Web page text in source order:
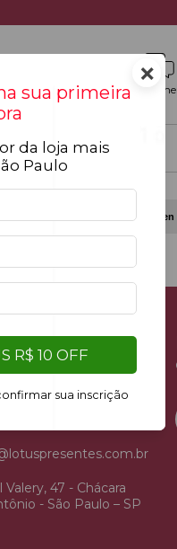
Toque Final
Heineken
filtros.
contato
Valery, 47 - Chácara
- São Paulo – SP
×
sua primeira
da loja mais
Paulo
R$ 10 OFF
sua inscrição